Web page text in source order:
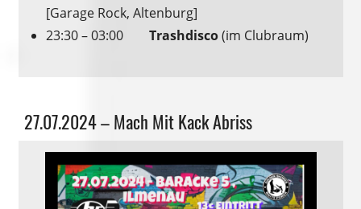
[Garage Rock, Altenburg]
23:30 – 03:00 Trashdisco(im Clubraum)
Allgemein
27.07.2024 – Mach Mit Kack Abriss